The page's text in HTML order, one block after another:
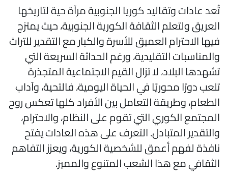
عادات وتقاليد كوريا الجنوبية مرآة حية لتاريخها
ولتعلم الثقافة الكورية الجنوبية، حيث يمتزج
الاحترام العميق للأسرة والكبار مع التقدير للتراث
التقليدية، ورغم الحداثة السريعة التي
البلاد، لا تزال القيم الاجتماعية المتجذرة
دورًا محوريًا في الحياة اليومية، فالتحية، وآداب
وطريقة التعامل بين الأفراد كلها تعكس روح
الكوري التي تقوم على النظام، والاحترام،
المتبادل. التعرف على هذه العادات يفتح
لفهم أعمق للشخصية الكورية، ويعزز التفاهم
مع هذا الشعب المتنوع والمميز.